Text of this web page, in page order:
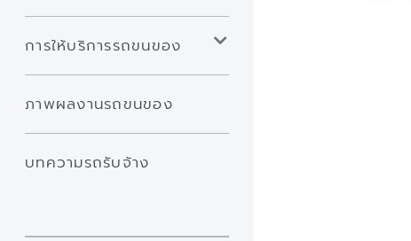
การให้บริการรถขนของ
ภาพผลงานรถขนของ
บทความรถรับจ้าง